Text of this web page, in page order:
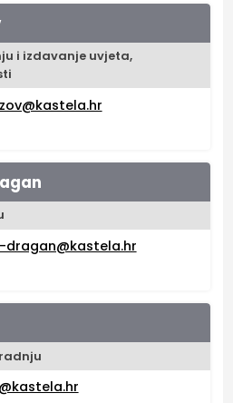
i izdavanje uvjeta,